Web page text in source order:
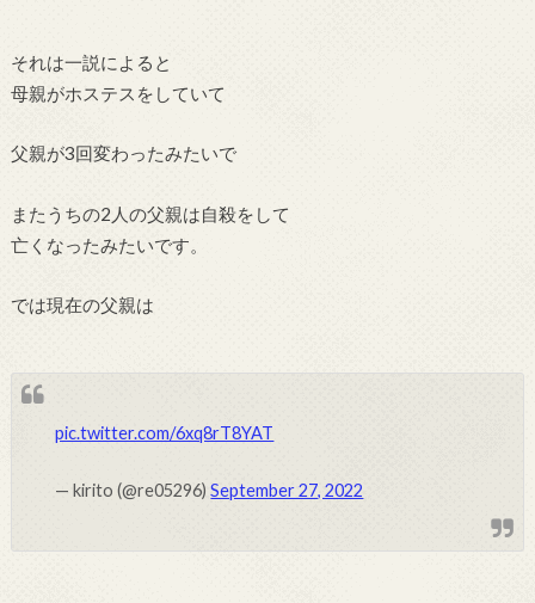
それは一説によると
母親がホステスをしていて
父親が3回変わったみたいで
またうちの2人の父親は自殺をして
亡くなったみたいです。
では現在の父親は
pic.twitter.com/6xq8rT8YAT
— kirito (@re05296)September 27, 2022